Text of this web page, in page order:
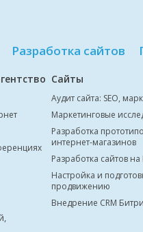
Разработка сайтов
Сайты
Аудит сайта: SEO,
Маркетинговые
Разработка
интернет-магазинов
Разработка сайтов
Настройка и
продвижению
Внедрение CRM